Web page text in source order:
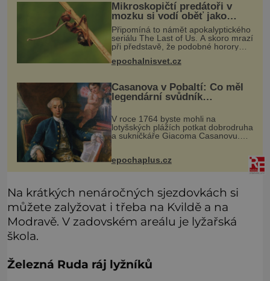
Mikroskopičtí predátoři v
mozku si vodí oběť jako
loutku
Připomíná to námět apokalyptického
seriálu The Last of Us. A skoro mrazí
při představě, že podobné horory
probíhají v přírodě běžně – s tím
rozdílem, že nejde pouze o infekce
epochalnisvet.cz
Casanova v Pobaltí: Co měl
legendární svůdník
společného se svobodnými
zednáři?
V roce 1764 byste mohli na
lotyšských plážích potkat dobrodruha
a sukničkáře Giacoma Casanovu.
Jeho cesta k Baltskému moři však
pracovní cestou se zištnými úmysly.
epochaplus.cz
Na krátkých nenáročných sjezdovkách si
můžete zalyžovat i třeba na Kvildě a na
Modravě. V zadovském areálu je lyžařská
škola.
Železná Ruda ráj lyžníků